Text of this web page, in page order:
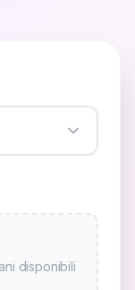
disponibili